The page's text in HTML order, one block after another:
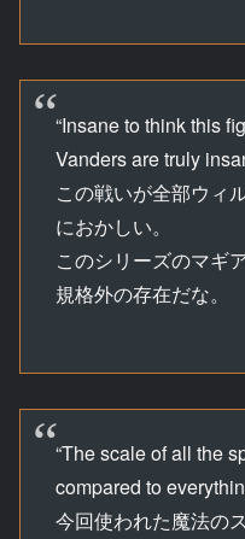
“Insane to think this
Vanders are truly
この戦いが全部ウィ
におかしい。
このシリーズのマギ
規格外の存在だな。
“The scale of all the
compared to
今回使われた魔法の